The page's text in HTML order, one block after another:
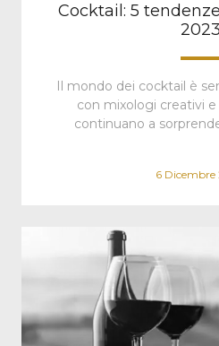
Cocktail: 5
2023
Il mondo dei cocktail è
con mixologi creativi
continuano a
6 Dicembre